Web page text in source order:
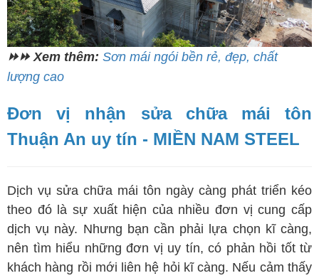
⏩⏩ Xem thêm: Sơn mái ngói bền rẻ, đẹp, chất
lượng cao
Đơn vị nhận sửa chữa mái tôn
Thuận An uy tín - MIỀN NAM STEEL
Dịch vụ sửa chữa mái tôn ngày càng phát triển kéo
theo đó là sự xuất hiện của nhiều đơn vị cung cấp
dịch vụ này. Nhưng bạn cần phải lựa chọn kĩ càng,
nên tìm hiểu những đơn vị uy tín, có phản hồi tốt từ
khách hàng rồi mới liên hệ hỏi kĩ càng. Nếu cảm thấy